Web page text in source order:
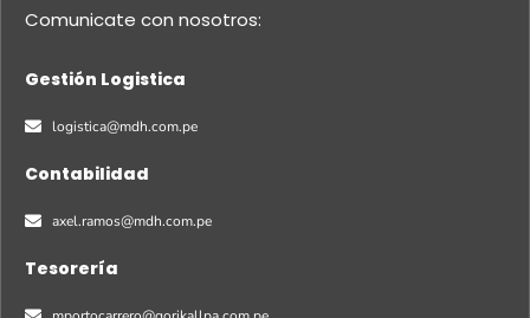
Comunicate con nosotros:
Gestión Logistica
logistica@mdh.com.pe
Contabilidad
axel.ramos@mdh.com.pe
Tesorería